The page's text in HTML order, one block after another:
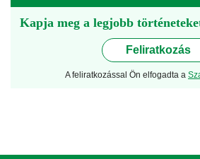
Kapja meg a legjobb
Feliratkozás
A feliratkozással Ön elfogadta a